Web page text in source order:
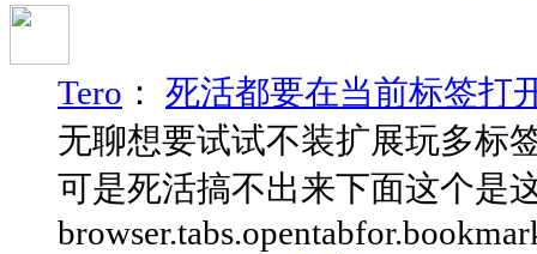
Tero ： 死活都要在当前标签打
无聊想要试试不装扩展玩多标
可是死活搞不出来下面这个